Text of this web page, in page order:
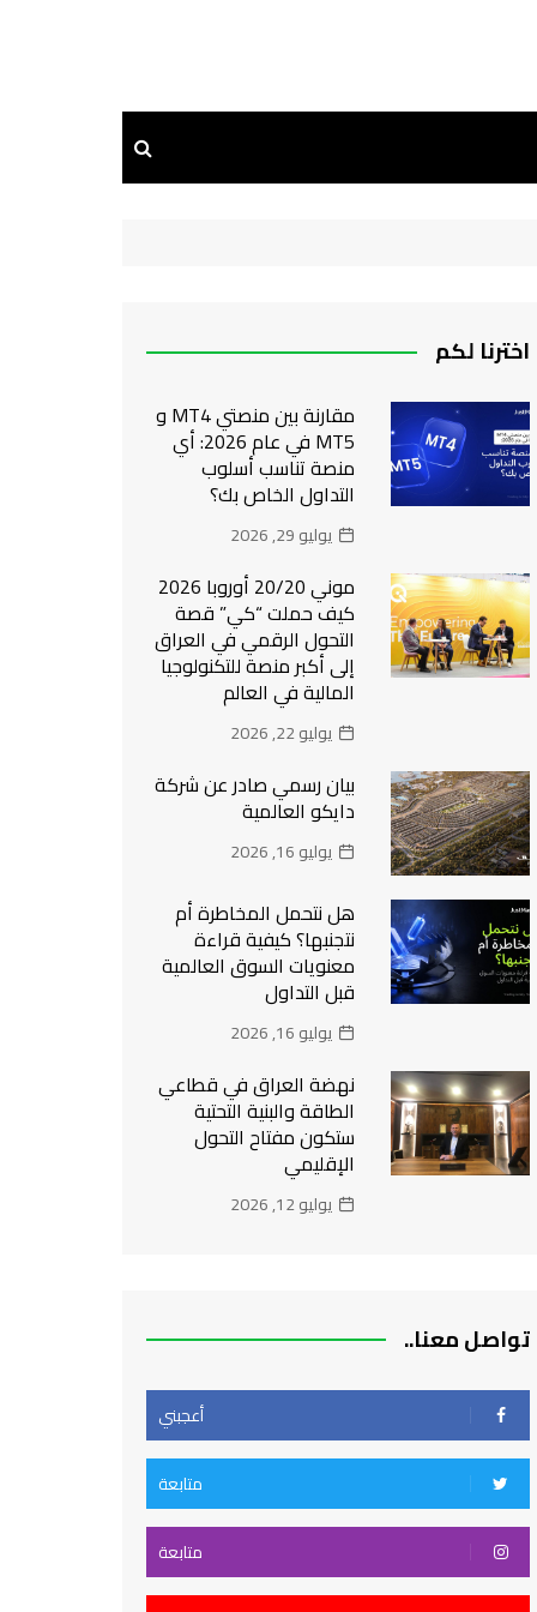
اخترنا لكم
مقارنة بين منصتي MT4 و
MT5 في عام 2026: أي
منصة تناسب أسلوب
التداول الخاص بك؟
يوليو 29, 2026
موني 20/20 أوروبا 2026
كيف حملت “كي” قصة
التحول الرقمي في العراق
إلى أكبر منصة للتكنولوجيا
المالية في العالم
يوليو 22, 2026
بيان رسمي صادر عن شركة
دايكو العالمية
يوليو 16, 2026
هل نتحمل المخاطرة أم
نتجنبها؟ كيفية قراءة
معنويات السوق العالمية
قبل التداول
يوليو 16, 2026
نهضة العراق في قطاعي
الطاقة والبنية التحتية
ستكون مفتاح التحول
الإقليمي
يوليو 12, 2026
تواصل معنا..
أعجبني
متابعة
متابعة